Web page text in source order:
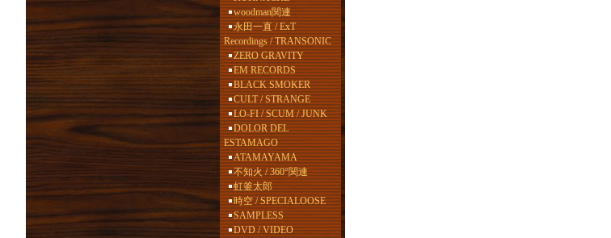
woodman関連
永田一直 / ExT
Recordings / TRANSONIC
ZERO GRAVITY
EM RECORDS
BLACK SMOKER
CULT / STRANGE
LO-FI / SCUM / JUNK
DOLOR DEL
ESTAMAGO
ATAMAYAMA
不知火 / 360°関連
虹釜太郎
時空 / SPECIALOOSE
SAMPLESS
DVD / VIDEO